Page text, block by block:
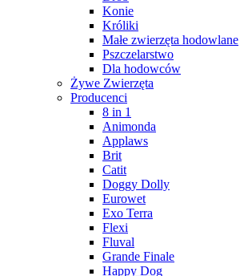
Konie
Króliki
Małe zwierzęta hodowlane
Pszczelarstwo
Dla hodowców
Żywe Zwierzęta
Producenci
8 in 1
Animonda
Applaws
Brit
Catit
Doggy Dolly
Eurowet
Exo Terra
Flexi
Fluval
Grande Finale
Happy Dog